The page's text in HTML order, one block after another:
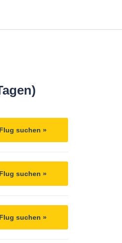
Flug suchen »
Flug suchen »
Flug suchen »